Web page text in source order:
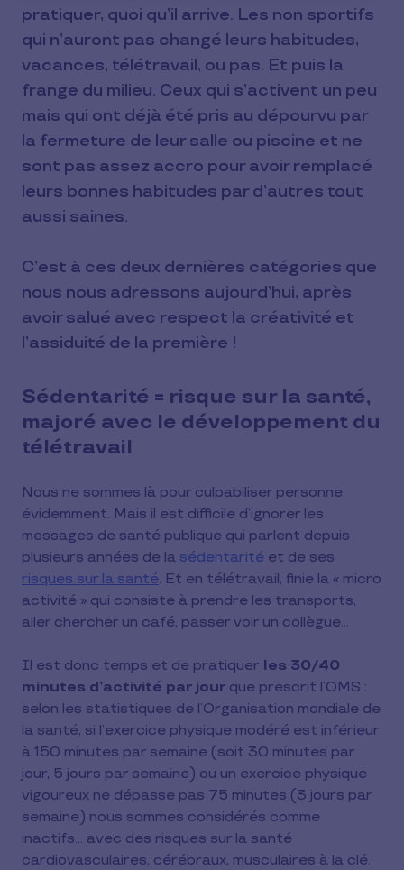
pratiquer, quoi qu’il arrive. Les non sportifs
qui n’auront pas changé leurs habitudes,
vacances, télétravail, ou pas. Et puis la
frange du milieu. Ceux qui s’activent un peu
mais qui ont déjà été pris au dépourvu par
la fermeture de leur salle ou piscine et ne
sont pas assez accro pour avoir remplacé
leurs bonnes habitudes par d’autres tout
aussi saines.
C’est à ces deux dernières catégories que
nous nous adressons aujourd’hui, après
avoir salué avec respect la créativité et
l’assiduité de la première !
Sédentarité = risque sur la santé,
majoré avec le développement du
télétravail
Nous ne sommes là pour culpabiliser personne,
évidemment. Mais il est difficile d’ignorer les
messages de santé publique qui parlent depuis
plusieurs années de la sédentarité et de ses
risques sur la santé. Et en télétravail, finie la « micro
activité » qui consiste à prendre les transports,
aller chercher un café, passer voir un collègue…
Il est donc temps et de pratiquer les 30/40
minutes d’activité par jour que prescrit l’OMS :
selon les statistiques de l’Organisation mondiale de
la santé, si l’exercice physique modéré est inférieur
à 150 minutes par semaine (soit 30 minutes par
jour, 5 jours par semaine) ou un exercice physique
vigoureux ne dépasse pas 75 minutes (3 jours par
semaine) nous sommes considérés comme
inactifs… avec des risques sur la santé
cardiovasculaires, cérébraux, musculaires à la clé.